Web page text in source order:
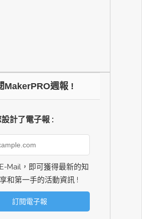
MakerPRO週報 !
計了電子報 :
Mail，即可獲得最新的知
和第一手的活動資訊 !